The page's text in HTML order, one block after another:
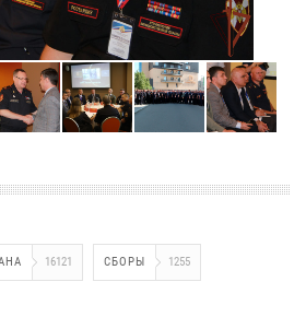
16121 СБОРЫ 1255